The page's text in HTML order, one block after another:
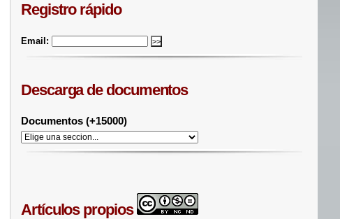
Registro rápido
Email:
Descarga de documentos
Documentos (+15000)
Artículos propios